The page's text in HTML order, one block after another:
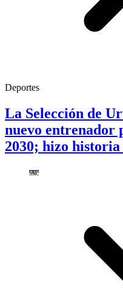
Deportes
La Selección de
nuevo entrenador
2030; hizo